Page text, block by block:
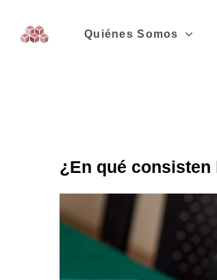
Quiénes Somos
¿En qué